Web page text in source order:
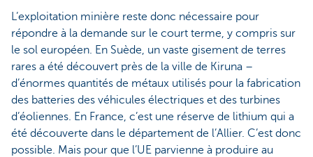
L’exploitation minière reste donc nécessaire pour
répondre à la demande sur le court terme, y compris sur
le sol européen. En Suède, un vaste gisement de terres
rares a été découvert près de la ville de Kiruna –
d’énormes quantités de métaux utilisés pour la fabrication
des batteries des véhicules électriques et des turbines
d’éoliennes. En France, c’est une réserve de lithium qui a
été découverte dans le département de l’Allier. C’est donc
possible. Mais pour que l’UE parvienne à produire au